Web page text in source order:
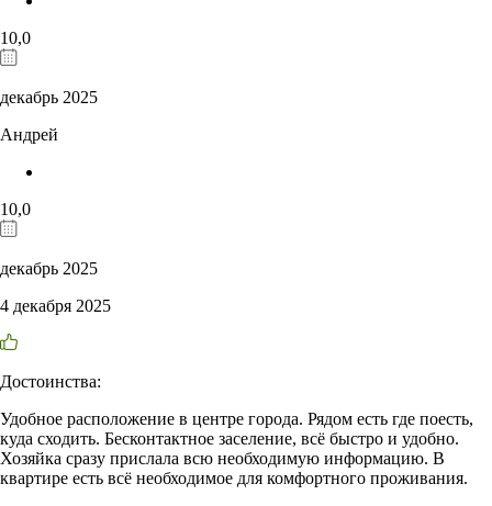
10,0
декабрь 2025
Андрей
10,0
декабрь 2025
4 декабря 2025
Достоинства:
Удобное расположение в центре города. Рядом есть где поесть,
куда сходить. Бесконтактное заселение, всё быстро и удобно.
Хозяйка сразу прислала всю необходимую информацию. В
квартире есть всё необходимое для комфортного проживания.